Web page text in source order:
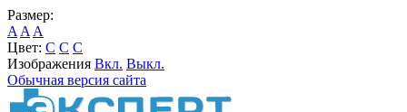
Размер:
A A A
Цвет: C C C
Изображения Вкл. Выкл.
Обычная версия сайта